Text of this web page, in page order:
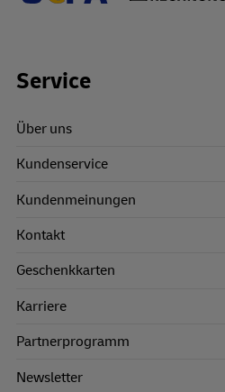
Footer Links
Service
Über uns
Kundenservice
Kundenmeinungen
Kontakt
Geschenkkarten
Karriere
Partnerprogramm
Newsletter